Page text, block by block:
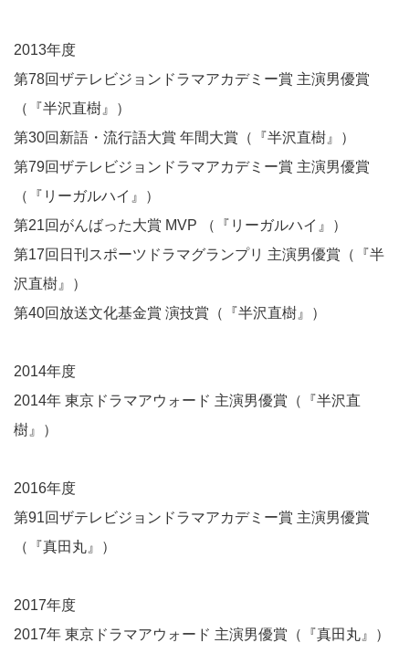
2013年度
第78回ザテレビジョンドラマアカデミー賞 主演男優賞
（『半沢直樹』）
第30回新語・流行語大賞 年間大賞（『半沢直樹』）
第79回ザテレビジョンドラマアカデミー賞 主演男優賞
（『リーガルハイ』）
第21回がんばった大賞 MVP （『リーガルハイ』）
第17回日刊スポーツドラマグランプリ 主演男優賞（『半
沢直樹』）
第40回放送文化基金賞 演技賞（『半沢直樹』）
2014年度
2014年 東京ドラマアウォード 主演男優賞（『半沢直
樹』）
2016年度
第91回ザテレビジョンドラマアカデミー賞 主演男優賞
（『真田丸』）
2017年度
2017年 東京ドラマアウォード 主演男優賞（『真田丸』）